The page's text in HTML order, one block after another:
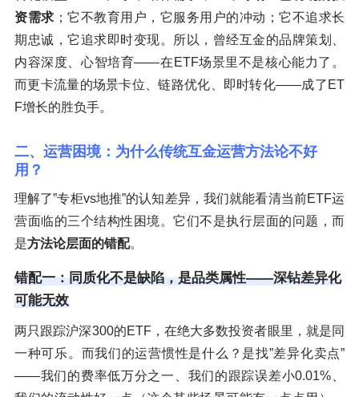
资需求 ；它不教育用户，它服务用户的冲动；它不追求长
期忠诚，它追求即时变现。所以，曾经互金的品牌策划、
内容深度、心智培育——在ETF场景里不是核心能力了。
而更卡流量的场景卡位、链路优化、即时转化——成了ET
F增长的胜负手。
二、运营困境：为什么传统互金运营方法论不好
用？
理解了”专柜vs地推”的认知差异，我们就能看清当前ETF运
营面临的三个结构性困境。它们不是执行层面的问题，而
是方法论层面的错配。
错配一：同质化不是缺陷，是品类属性——深钻差异化
可能无效
两只跟踪沪深300的ETF，在绝大多数投资者眼里，就是同
一种可乐。而我们的运营惯性是什么？是找”差异化卖点”
——我们的费率低万分之一、我们的跟踪误差小0.01%、